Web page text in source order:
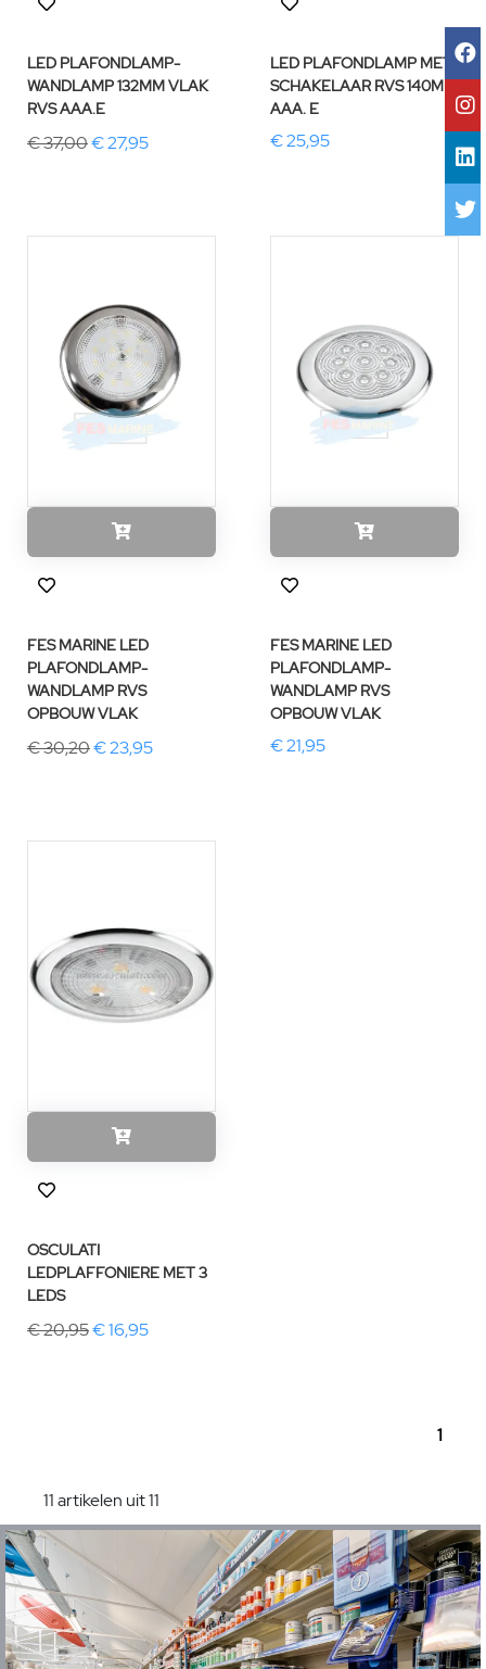
LED PLAFONDLAMP-
WANDLAMP 132MM VLAK
RVS AAA.E
€ 37,00€ 27,95
LED PLAFONDLAMP MET
SCHAKELAAR RVS 140MM
AAA. E
€ 25,95
FES MARINE LED
PLAFONDLAMP-
WANDLAMP RVS
OPBOUW VLAK
€ 30,20€ 23,95
FES MARINE LED
PLAFONDLAMP-
WANDLAMP RVS
OPBOUW VLAK
€ 21,95
OSCULATI
LEDPLAFFONIERE MET 3
LEDS
€ 20,95€ 16,95
1
11 artikelen uit 11